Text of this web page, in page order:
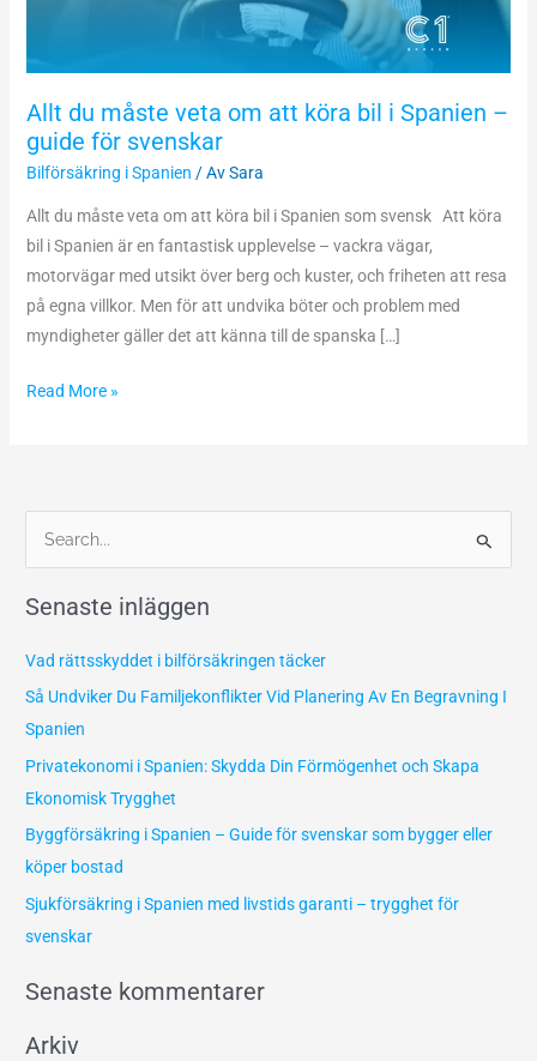
Allt du måste veta om att köra bil i Spanien –
guide för svenskar
Bilförsäkring i Spanien / AvSara
Allt du måste veta om att köra bil i Spanien som svensk Att köra
bil i Spanien är en fantastisk upplevelse – vackra vägar,
motorvägar med utsikt över berg och kuster, och friheten att resa
på egna villkor. Men för att undvika böter och problem med
myndigheter gäller det att känna till de spanska […]
–
guide
för
Read More »
k
f
t
e
r
:
Senaste inläggen
Vad rättsskyddet i bilförsäkringen täcker
Så Undviker Du Familjekonflikter Vid Planering Av En Begravning I
Spanien
Privatekonomi i Spanien: Skydda Din Förmögenhet och Skapa
Ekonomisk Trygghet
Byggförsäkring i Spanien – Guide för svenskar som bygger eller
köper bostad
Sjukförsäkring i Spanien med livstids garanti – trygghet för
svenskar
Senaste kommentarer
Arkiv